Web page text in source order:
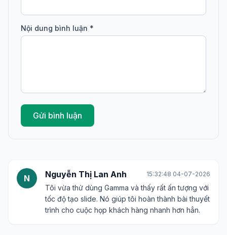
Nội dung bình luận *
Gửi bình luận
N Nguyễn Thị Lan Anh 15:32:48 04-07-2026
Tôi vừa thử dùng Gamma và thấy rất ấn tượng với
tốc độ tạo slide. Nó giúp tôi hoàn thành bài thuyết
trình cho cuộc họp khách hàng nhanh hơn hẳn.